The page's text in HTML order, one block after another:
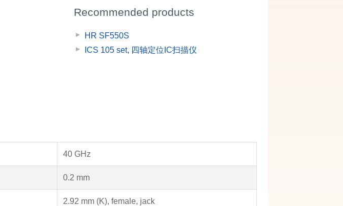
Recommended products
HR SF550S
ICS 105 set, 四轴定位IC扫描仪
40 GHz
0.2 mm
2.92 mm (K), female, jack